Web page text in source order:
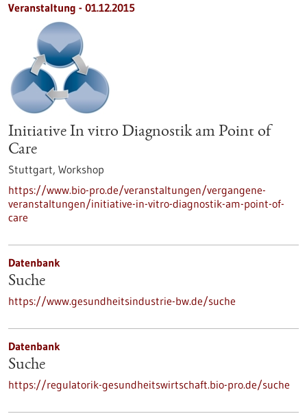
Veranstaltung - 01.12.2015
Initiative In vitro Diagnostik am Point of
Care
Stuttgart, Workshop
https://www.bio-pro.de/veranstaltungen/vergangene-
veranstaltungen/initiative-in-vitro-diagnostik-am-point-of-
care
Datenbank
Suche
https://www.gesundheitsindustrie-bw.de/suche
Datenbank
Suche
https://regulatorik-gesundheitswirtschaft.bio-pro.de/suche